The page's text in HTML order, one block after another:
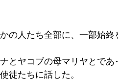
の人たち全部に、一部始終
とヤコブの母マリヤとで
徒たちに話した。